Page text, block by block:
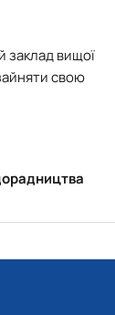
заклад вищої
свою